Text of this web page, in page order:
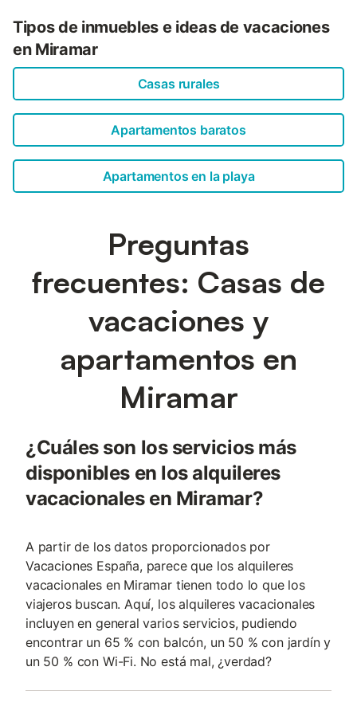
Tipos de inmuebles e ideas de vacaciones
en Miramar
Casas rurales
Apartamentos baratos
Apartamentos en la playa
Preguntas
frecuentes: Casas de
vacaciones y
apartamentos en
Miramar
¿Cuáles son los servicios más
disponibles en los alquileres
vacacionales en Miramar?
A partir de los datos proporcionados por
Vacaciones España, parece que los alquileres
vacacionales en Miramar tienen todo lo que los
viajeros buscan. Aquí, los alquileres vacacionales
incluyen en general varios servicios, pudiendo
encontrar un 65 % con balcón, un 50 % con jardín y
un 50 % con Wi-Fi. No está mal, ¿verdad?